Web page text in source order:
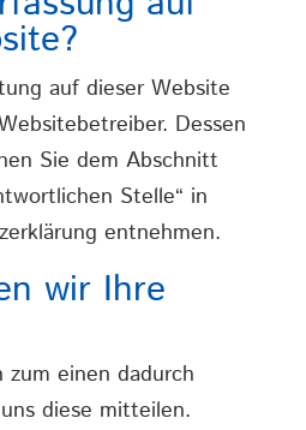
auf dieser Website
Dessen
Sie dem Abschnitt
Stelle“ in
entnehmen.
wir Ihre
einen dadurch
diese mitteilen.